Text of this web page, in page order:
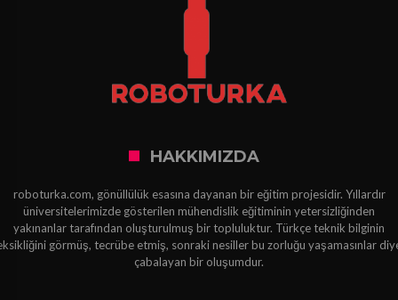
HAKKIMIZDA
roboturka.com, gönüllülük esasına dayanan bir eğitim projesidir. Yıllardır
üniversitelerimizde gösterilen mühendislik eğitiminin yetersizliğinden
yakınanlar tarafından oluşturulmuş bir topluluktur. Türkçe teknik bilginin
görmüş, tecrübe etmiş, sonraki nesiller bu zorluğu yaşamasınlar
çabalayan bir oluşumdur.